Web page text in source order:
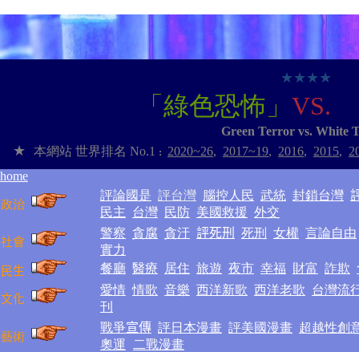
★★★★
「綠色恐怖」 VS.
Green Terror vs. White
★ 本網站 世界排名 No.1 : 2020~26, 2017~19, 2016, 2015,
home
政治
評論國是 評台灣 腦控人民 武統 封鎖台灣
民主 台灣 民防 美國救援 外交
社會
警察 貪腐 貪汙 評死刑 死刑 女權 言論自由
實力
民生 餐廳 醫療 居住 旅遊 夜市 幸福 財富 詐欺
文化
愛情 情歌 音樂 西洋新歌 西洋老歌 台灣流
刊
藝術
戰爭宣傳 評日本漫畫 評美國漫畫 超越性創
奧運
二戰漫畫